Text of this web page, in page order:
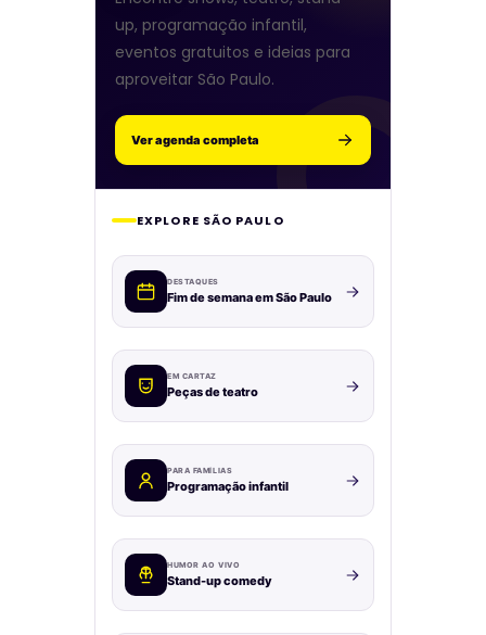
up, programação infantil,
eventos gratuitos e ideias para
aproveitar São Paulo.
Ver agenda completa
EXPLORE SÃO PAULO
DESTAQUES
Fim de semana em São Paulo
EM CARTAZ
Peças de teatro
PARA FAMÍLIAS
Programação infantil
HUMOR AO VIVO
Stand-up comedy